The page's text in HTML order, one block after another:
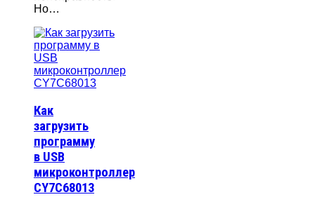
Но…
Как
загрузить
программу
в USB
микроконтроллер
CY7C68013